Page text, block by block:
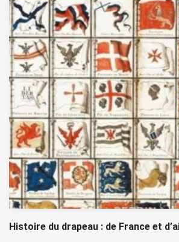
Histoire du drapeau : de France et